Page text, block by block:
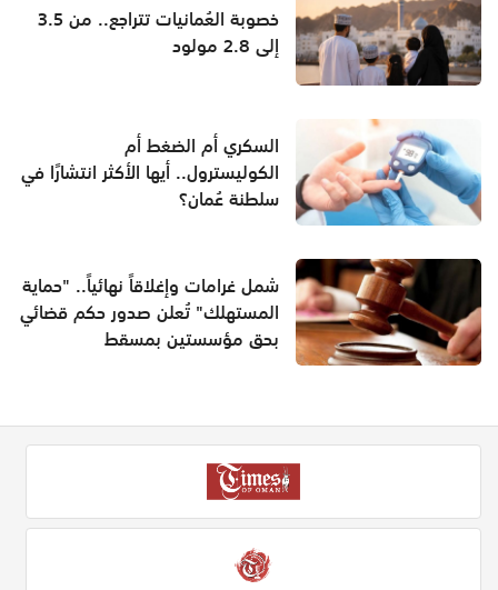
خصوبة العُمانيات تتراجع.. من 3.5
إلى 2.8 مولود
السكري أم الضغط أم
الكوليسترول.. أيها الأكثر انتشارًا في
سلطنة عُمان؟
شمل غرامات وإغلاقاً نهائياً.. "حماية
المستهلك" تُعلن صدور حكم قضائي
بحق مؤسستين بمسقط